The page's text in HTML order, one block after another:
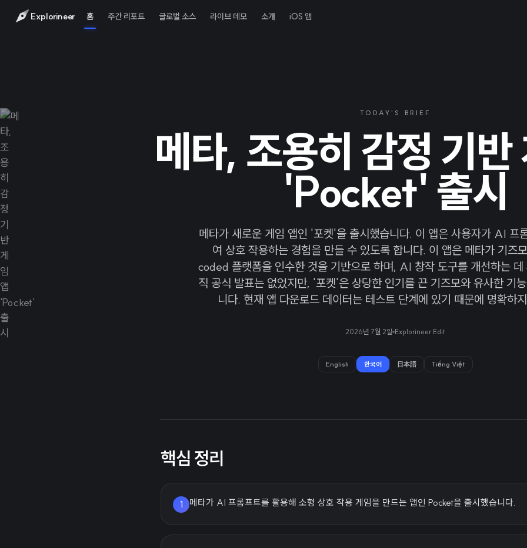
Explorineer 홈 주간 리포트 글로벌 소스 라이브 데모 소개 iOS 앱
TODAY'S BRIEF
메타, 조용히 감정 기반
'Pocket' 출시
메타가 새로운 게임 앱인 '포켓'을 출시했습니다. 이 앱은 사용자가 AI 프
여 상호 작용하는 경험을 만들 수 있도록 합니다. 이 앱은 메타가 기즈
coded 플랫폼을 인수한 것을 기반으로 하며, AI 창작 도구를 개선하는 데
직 공식 발표는 없었지만, '포켓'은 상당한 인기를 끈 기즈모와 유사한 기
니다. 현재 앱 다운로드 데이터는 테스트 단계에 있기 때문에 명확하
2026년 7월 2일 Explorineer Edit
English 한국어 日本語 Tiếng Việt
핵심 정리
1 메타가 AI 프롬프트를 활용해 소형 상호 작용 게임을 만드는 앱인 Pocket을 출시했습니다.